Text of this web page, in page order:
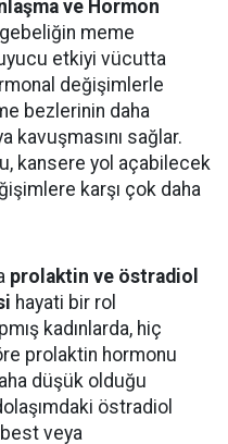
ve Hormon
meme
etkiyi vücutta
değişimlerle
bezlerinin daha
kavuşmasını sağlar.
kansere yol açabilecek
karşı çok daha
prolaktin ve östradiol
hayati bir rol
kadınlarda, hiç
prolaktin hormonu
düşük olduğu
östradiol
veya